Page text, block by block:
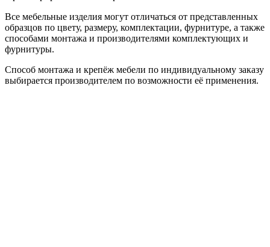
Все мебельные изделия могут отличаться от представленных
образцов по цвету, размеру, комплектации, фурнитуре, а также
способами монтажа и производителями комплектующих и
фурнитуры.
Способ монтажа и крепёж мебели по индивидуальному заказу
выбирается производителем по возможности её применения.